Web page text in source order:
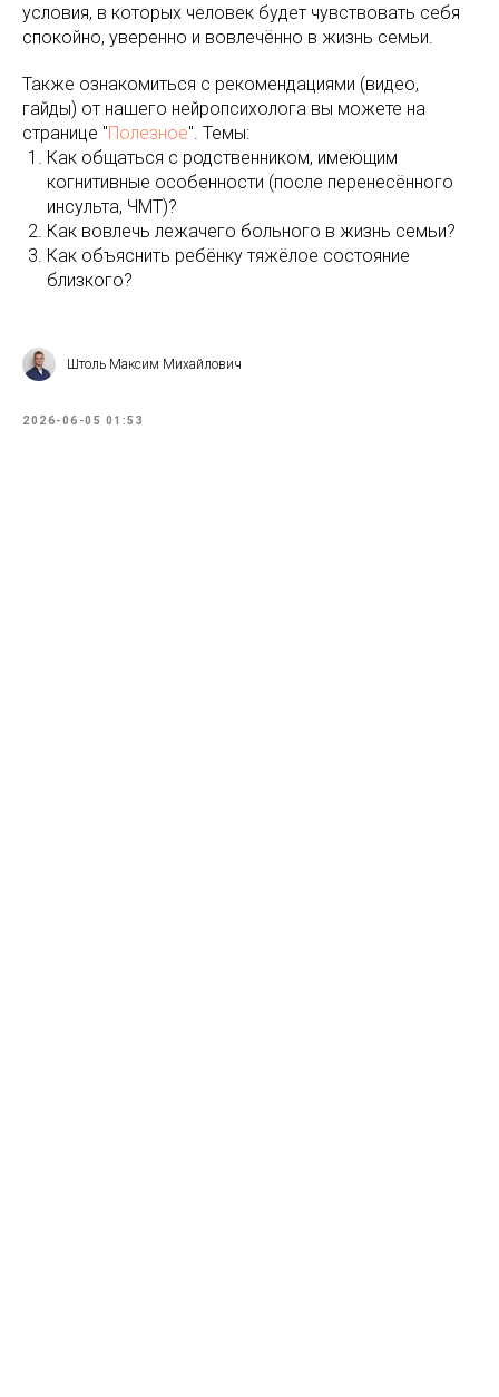
условия, в которых человек будет чувствовать себя
спокойно, уверенно и вовлечённо в жизнь семьи.
Также ознакомиться с рекомендациями (видео,
гайды) от нашего нейропсихолога вы можете на
странице "Полезное". Темы:
Как общаться с родственником, имеющим
когнитивные особенности (после перенесённого
инсульта, ЧМТ)?
Как вовлечь лежачего больного в жизнь семьи?
Как объяснить ребёнку тяжёлое состояние
близкого?
Штоль Максим Михайлович
2026-06-05 01:53